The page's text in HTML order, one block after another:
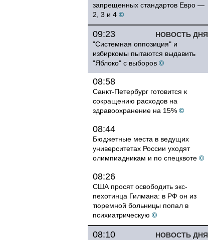
запрещенных стандартов Евро —
2, 3 и 4 ©
НОВОСТЬ ДНЯ
09:23
"Системная оппозиция" и
избиркомы пытаются выдавить
"Яблоко" с выборов ©
08:58
Санкт-Петербург готовится к
сокращению расходов на
здравоохранение на 15% ©
08:44
Бюджетные места в ведущих
университетах России уходят
олимпиадникам и по спецквоте ©
08:26
США просят освободить экс-
пехотинца Гилмана: в РФ он из
тюремной больницы попал в
психиатрическую ©
НОВОСТЬ ДНЯ
08:10